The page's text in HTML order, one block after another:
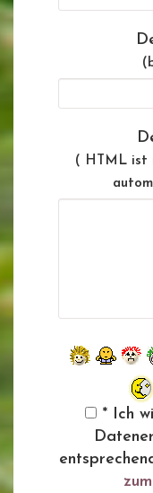
( HTML ist
* Ich